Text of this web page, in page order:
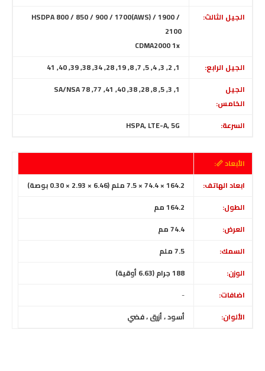
الجيل الثالث:
HSDPA 800 / 850 / 900 / 1700(AWS) / 1900 /
2100
الجيل الرابع:
1, 2, 3, 4, 5, 7, 8, 19, 28, 34, 38, 39, 40, 41
الجيل
الخامس:
السرعة: HSPA, LTE-A, 5G
الأبعاد 📏:
ابعاد الهاتف:
164.2 × 74.4 × 7.5 ملم (6.46 × 2.93 × 0.30 بوصة)
الطول:
العرض:
74.4 مم
السمك:
7.5 ملم
الوزن:
188 جرام (6.63 أوقية)
اضافات:
-
الألوان:
أسود ، أزرق ، فضي